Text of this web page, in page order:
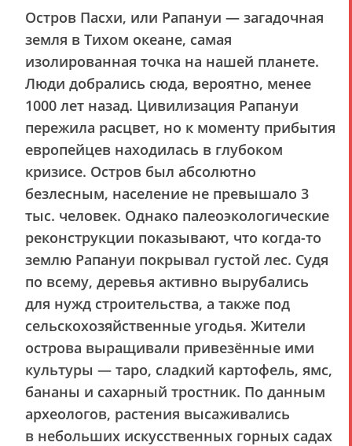
Остров Пасхи, или Рапануи — загадочная
земля в Тихом океане, самая
изолированная точка на нашей планете.
Люди добрались сюда, вероятно, менее
1000 лет назад. Цивилизация Рапануи
пережила расцвет, но к моменту прибытия
европейцев находилась в глубоком
кризисе. Остров был абсолютно
безлесным, население не превышало 3
тыс. человек. Однако палеоэкологические
реконструкции показывают, что когда-то
землю Рапануи покрывал густой лес. Судя
по всему, деревья активно вырубались
для нужд строительства, а также под
сельскохозяйственные угодья. Жители
острова выращивали привезённые ими
культуры — таро, сладкий картофель, ямс,
бананы и сахарный тростник. По данным
археологов, растения высаживались
в небольших искусственных горных садах